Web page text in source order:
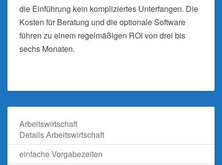
die Einführung kein kompliziertes Unterfangen. Die
Kosten für Beratung und die optionale Software
führen zu einem regelmäßigen ROI von drei bis
sechs Monaten.
Arbeitswirtschaft
Details Arbeitswirtschaft
einfache Vorgabezeiten